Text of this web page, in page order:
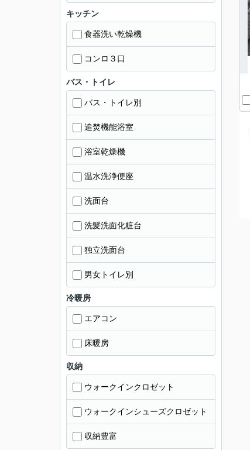
キッチン
食器洗い乾燥機
コンロ３口
バス・トイレ
バス・トイレ別
追焚機能浴室
浴室乾燥機
温水洗浄便座
洗面台
洗髪洗面化粧台
独立洗面台
男女トイレ別
冷暖房
エアコン
床暖房
収納
ウォークインクロゼット
ウォークインシューズクロゼット
収納豊富